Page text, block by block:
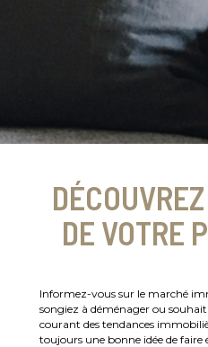
DE VOTRE
Informez-vous sur le marché
songiez à déménager ou
courant des tendances
toujours une bonne idée de